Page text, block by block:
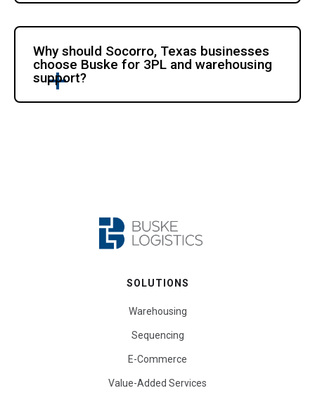
Why should Socorro, Texas businesses
choose Buske for 3PL and warehousing
support?
SOLUTIONS
Warehousing
Sequencing
E-Commerce
Value-Added Services